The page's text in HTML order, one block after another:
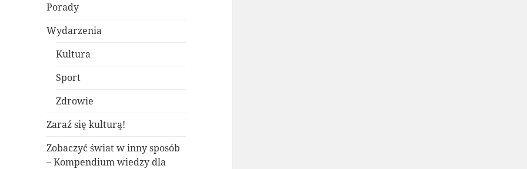
Porady
Wydarzenia
Kultura
Sport
Zdrowie
Zaraź się kulturą!
Zobaczyć świat w inny sposób
– Kompendium wiedzy dla